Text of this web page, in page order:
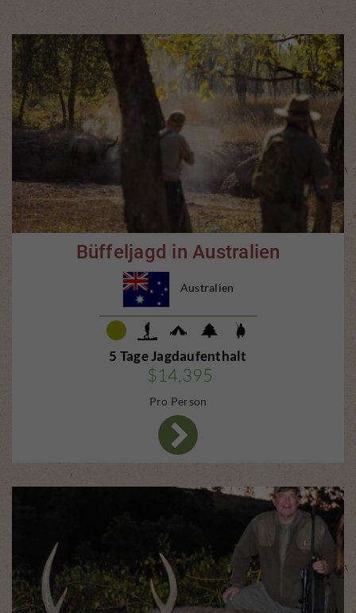
Büffeljagd in Australien
Australien
5 Tage Jagdaufenthalt
$14,395
Pro Person